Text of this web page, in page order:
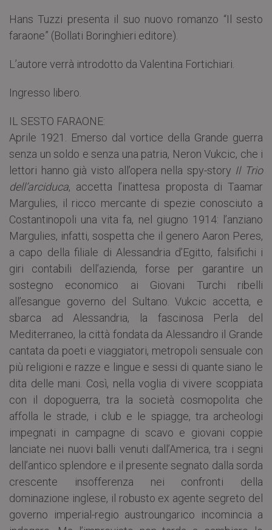
Hans Tuzzi presenta il suo nuovo romanzo “Il sesto
faraone” (Bollati Boringhieri editore).
L’autore verrà introdotto da Valentina Fortichiari.
Ingresso libero.
IL SESTO FARAONE:
Aprile 1921. Emerso dal vortice della Grande guerra
senza un soldo e senza una patria, Neron Vukcic, che i
lettori hanno già visto all’opera nella spy-story Il Trio
dell’arciduca, accetta l’inattesa proposta di Taamar
Margulies, il ricco mercante di spezie conosciuto a
Costantinopoli una vita fa, nel giugno 1914: l’anziano
Margulies, infatti, sospetta che il genero Aaron Peres,
a capo della filiale di Alessandria d’Egitto, falsifichi i
giri contabili dell’azienda, forse per garantire un
sostegno economico ai Giovani Turchi ribelli
all’esangue governo del Sultano. Vukcic accetta, e
sbarca ad Alessandria, la fascinosa Perla del
Mediterraneo, la città fondata da Alessandro il Grande
cantata da poeti e viaggiatori, metropoli sensuale con
più religioni e razze e lingue e sessi di quante siano le
dita delle mani. Così, nella voglia di vivere scoppiata
con il dopoguerra, tra la società cosmopolita che
affolla le strade, i club e le spiagge, tra archeologi
impegnati in campagne di scavo e giovani coppie
lanciate nei nuovi balli venuti dall’America, tra i segni
dell’antico splendore e il presente segnato dalla sorda
crescente insofferenza nei confronti della
dominazione inglese, il robusto ex agente segreto del
governo imperial-regio austroungarico incomincia a